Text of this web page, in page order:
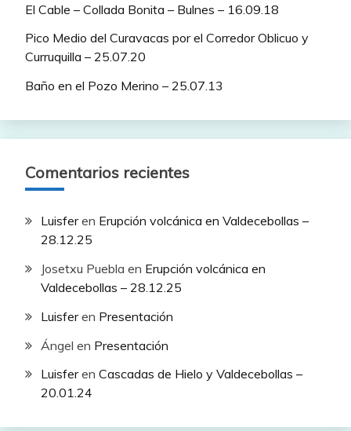
El Cable – Collada Bonita – Bulnes – 16.09.18
Pico Medio del Curavacas por el Corredor Oblicuo y
Curruquilla – 25.07.20
Baño en el Pozo Merino – 25.07.13
Comentarios recientes
Luisferen Erupción volcánica en Valdecebollas –
28.12.25
Josetxu Puebla en Erupción volcánica en
Valdecebollas – 28.12.25
Luisferen Presentación
Ángel en Presentación
Luisferen Cascadas de Hielo y Valdecebollas –
20.01.24